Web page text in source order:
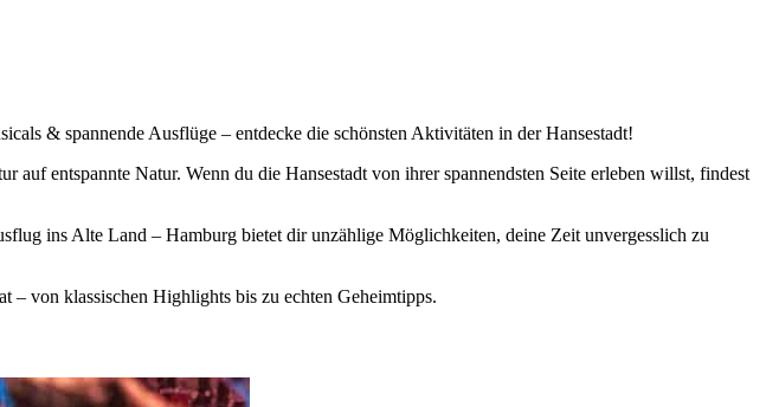
& spannende Ausflüge – entdecke die schönsten Aktivitäten in der Hansestadt!
entspannte Natur. Wenn du die Hansestadt von ihrer spannendsten Seite erleben willst, findest
ins Alte Land – Hamburg bietet dir unzählige Möglichkeiten, deine Zeit unvergesslich zu
– von klassischen Highlights bis zu echten Geheimtipps.